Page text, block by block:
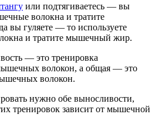
или подтягиваетесь — вы
волокна и тратите
вы гуляете — то используете
и тратите мышечный жир.
— это тренировка
волокон, а общая — это
волокон.
нужно обе выносливости,
тренировок зависит от мышечной